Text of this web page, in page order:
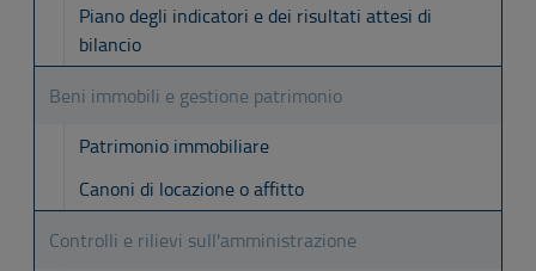
Piano degli indicatori e dei risultati attesi di
bilancio
Beni immobili e gestione patrimonio
Patrimonio immobiliare
Canoni di locazione o affitto
Controlli e rilievi sull'amministrazione